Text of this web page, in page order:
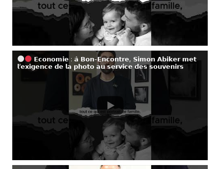
𝗘𝗰𝗼𝗻𝗼𝗺𝗶𝗲 : 𝗮̀ 𝗕𝗼𝗻-𝗘𝗻𝗰𝗼𝗻𝘁𝗿𝗲, 𝗦𝗶𝗺𝗼𝗻 𝗔𝗯𝗶𝗸𝗲𝗿 𝗺𝗲𝘁
𝗹’𝗲𝘅𝗶𝗴𝗲𝗻𝗰𝗲 𝗱𝗲 𝗹𝗮 𝗽𝗵𝗼𝘁𝗼 𝗮𝘂 𝘀𝗲𝗿𝘃𝗶𝗰𝗲 𝗱𝗲𝘀 𝘀𝗼𝘂𝘃𝗲𝗻𝗶𝗿𝘀